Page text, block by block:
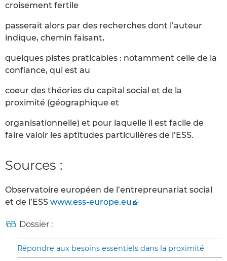
croisement fertile
passerait alors par des recherches dont l’auteur
indique, chemin faisant,
quelques pistes praticables : notamment celle de la
confiance, qui est au
coeur des théories du capital social et de la
proximité (géographique et
organisationnelle) et pour laquelle il est facile de
faire valoir les aptitudes particulières de l’ESS.
Sources :
Observatoire européen de l’entrepreunariat social
et de l’ESS www.ess-europe.eu
Dossier :
Répondre aux besoins essentiels dans la proximité